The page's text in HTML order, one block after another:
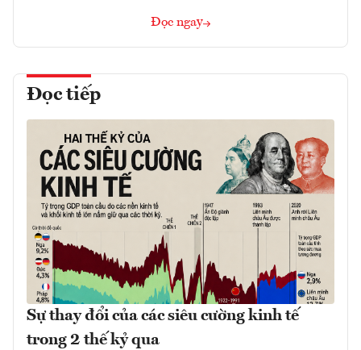
Đọc ngay
Đọc tiếp
Sự thay đổi của các siêu cường kinh tế
trong 2 thế kỷ qua